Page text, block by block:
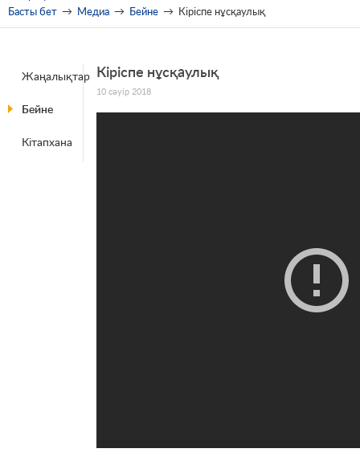
Басты бет → Медиа → Бейне → Кіріспе нұсқаулық
Жаңалықтар
Бейне
Кітапхана
Кіріспе нұсқаулық
10 сәуір 2018